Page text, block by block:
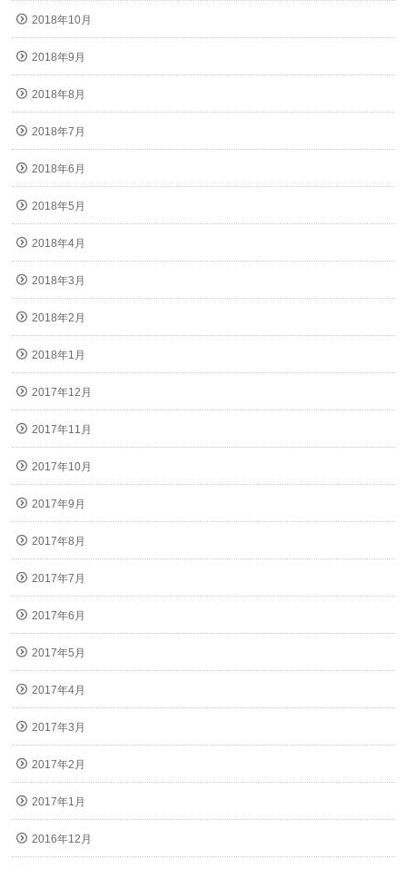
2018年10月
2018年9月
2018年8月
2018年7月
2018年6月
2018年5月
2018年4月
2018年3月
2018年2月
2018年1月
2017年12月
2017年11月
2017年10月
2017年9月
2017年8月
2017年7月
2017年6月
2017年5月
2017年4月
2017年3月
2017年2月
2017年1月
2016年12月